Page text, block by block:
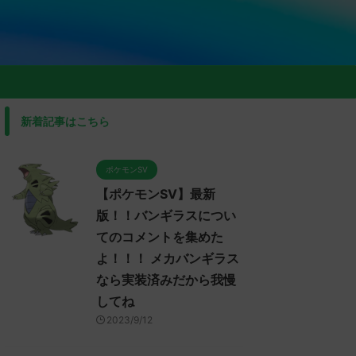
新着記事はこちら
ポケモンSV
【ポケモンSV】最新
版！！バンギラスについ
てのコメントを集めた
よ！！！ メカバンギラス
なら実装済みだから我慢
してね
2023/9/12